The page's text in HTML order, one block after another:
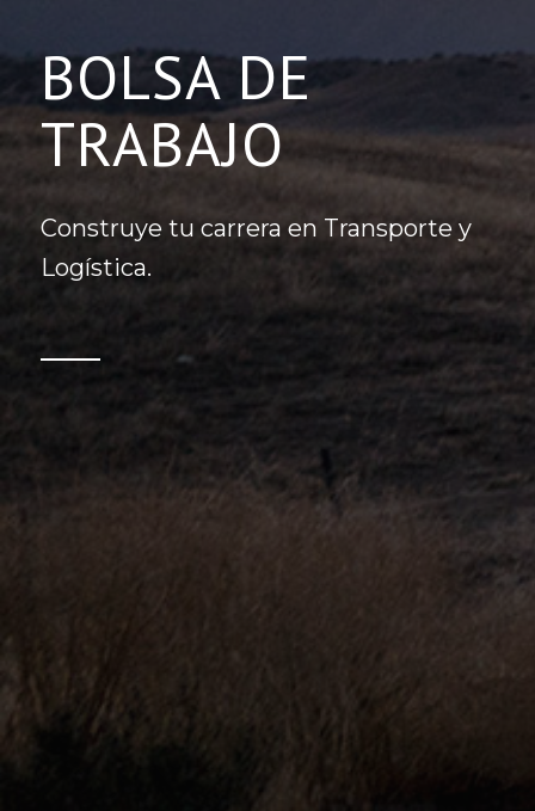
BOLSA DE
TRABAJO
Construye tu carrera en Transporte y
Logística.